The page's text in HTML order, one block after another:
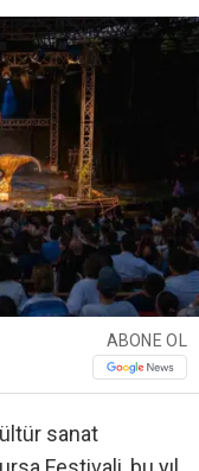
ABONE OL
sanat